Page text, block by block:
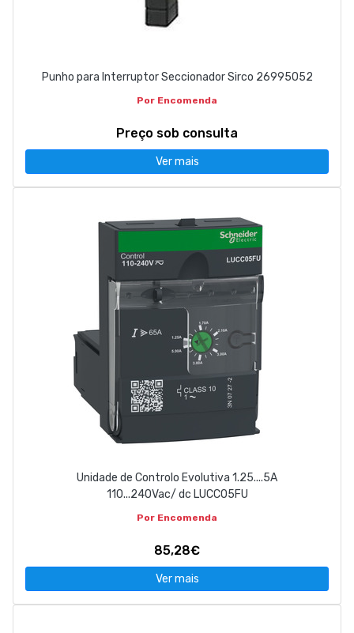
Punho para Interruptor Seccionador Sirco 26995052
Por Encomenda
Preço sob consulta
Ver mais
Unidade de Controlo Evolutiva 1.25....5A
110...240Vac/ dc LUCC05FU
Por Encomenda
85,28€
Ver mais